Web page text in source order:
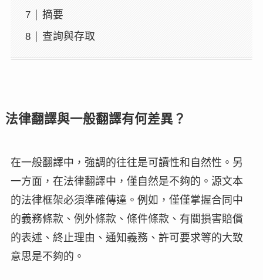
摘要
查詢與存取
法律翻譯與一般翻譯有何差異？
在一般翻譯中，強調的往往是可讀性和自然性。另
一方面，在法律翻譯中，僅自然是不夠的。源文本
的法律框架必須準確傳達。例如，僅僅掌握合同中
的義務條款、例外條款、條件條款、有關損害賠償
的表述、終止理由、通知義務、許可要求等的大致
意思是不夠的。